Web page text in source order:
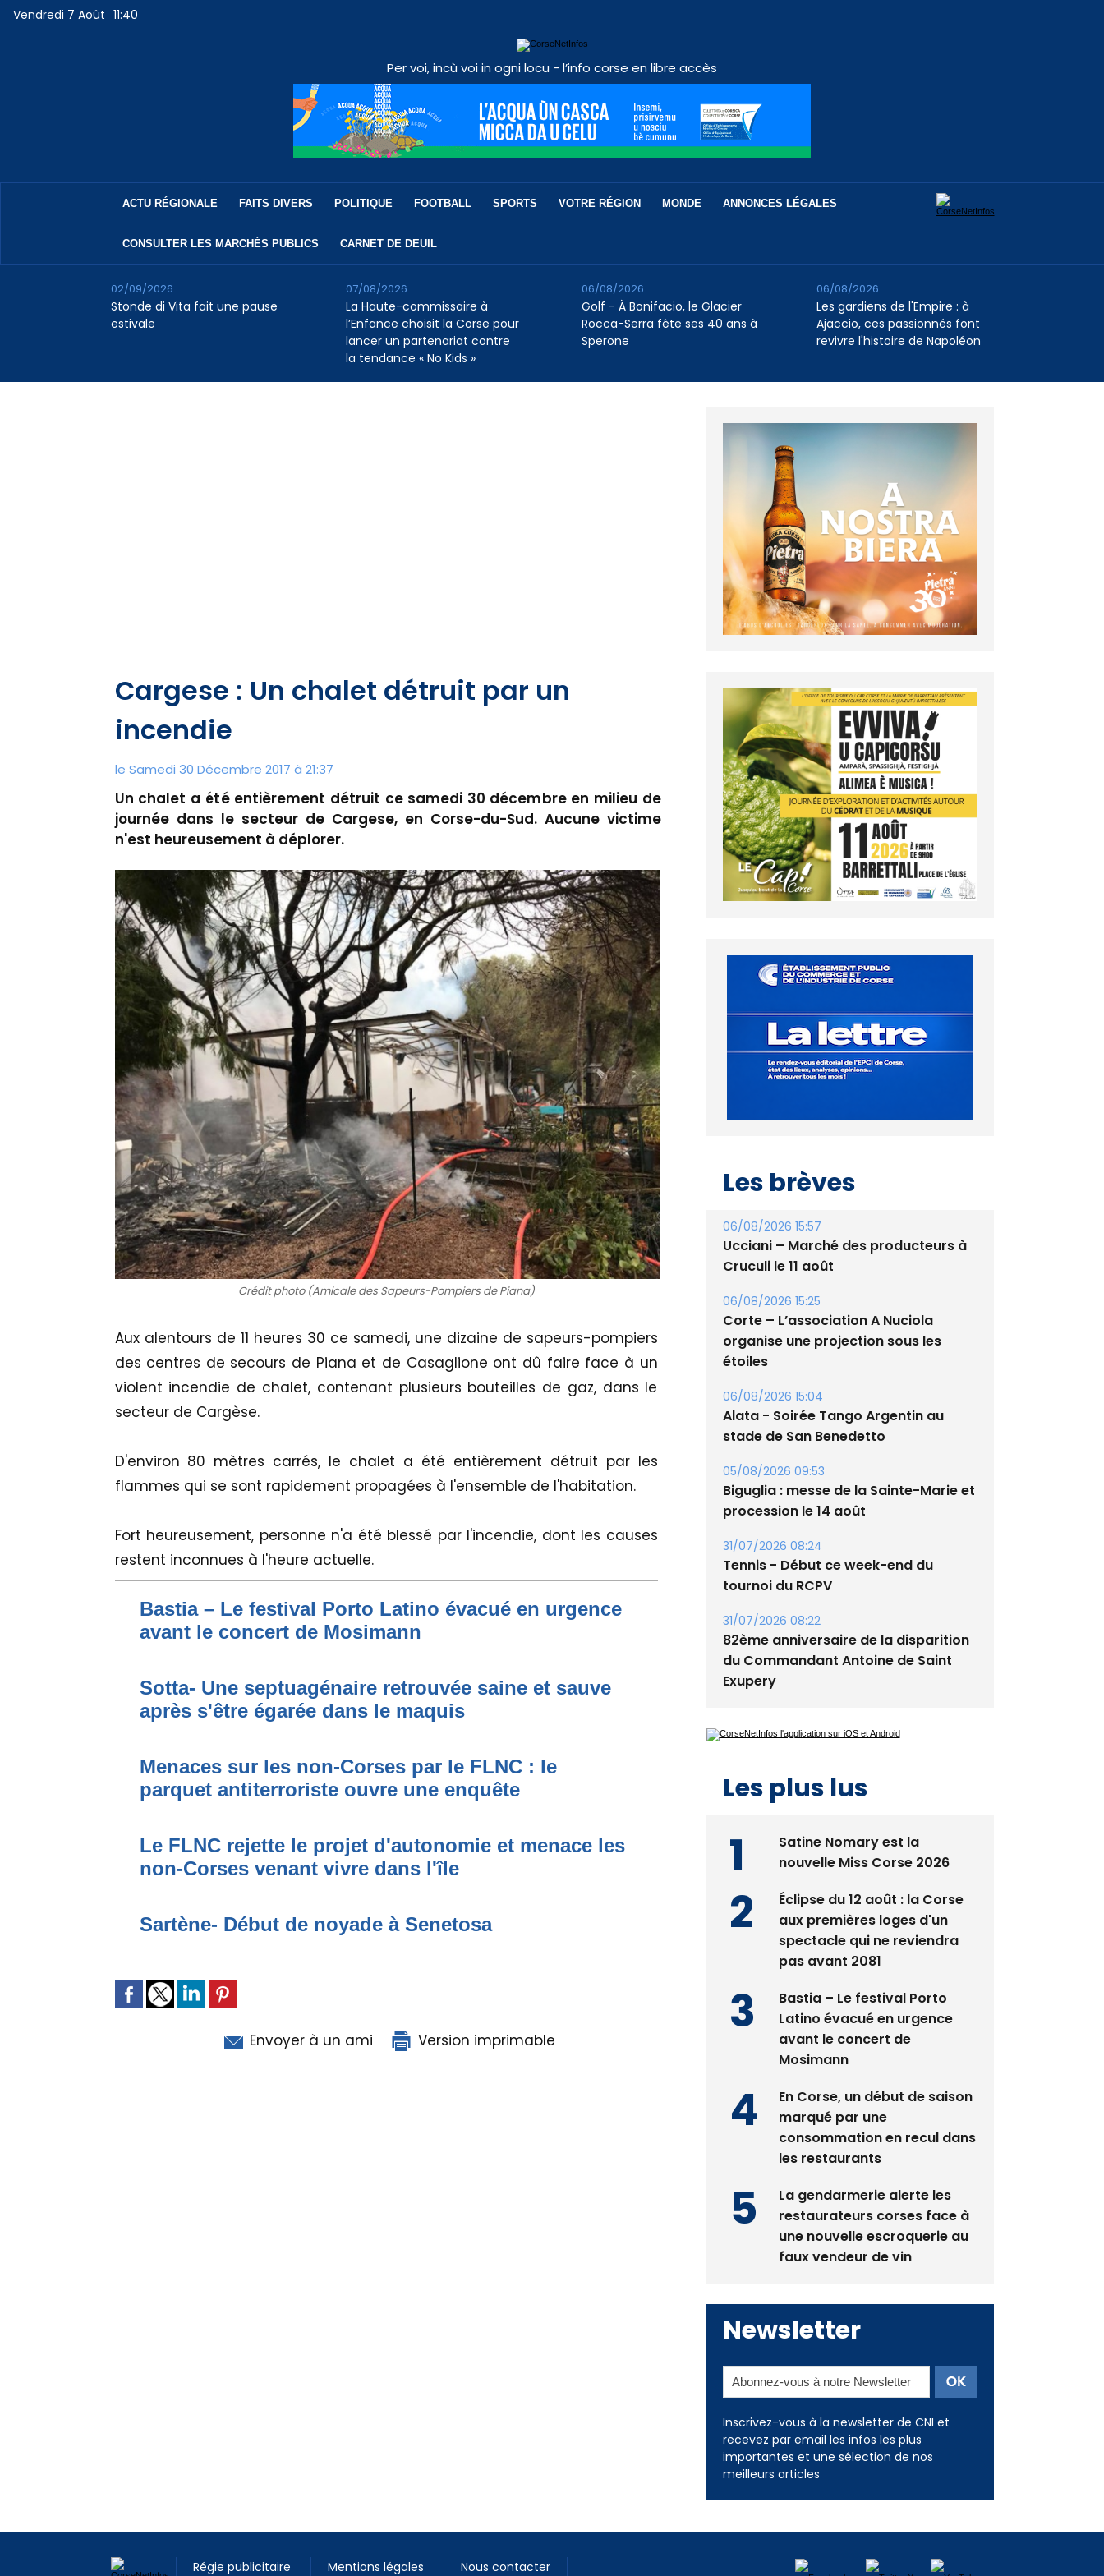
Vendredi 7 Août 11:40
Per voi, incù voi in ogni locu - l’info corse en libre accès
ACTU RÉGIONALE FAITS DIVERS POLITIQUE FOOTBALL SPORTS VOTRE RÉGION MONDE ANNONCES LÉGALES
CONSULTER LES MARCHÉS PUBLICS CARNET DE DEUIL
Stonde di Vita fait une pause
estivale
02/09/2026
La Haute-commissaire à
l’Enfance choisit la Corse pour
lancer un partenariat contre
la tendance « No Kids »
07/08/2026
Golf - À Bonifacio, le Glacier
Rocca-Serra fête ses 40 ans à
Sperone
06/08/2026
Les gardiens de l'Empire : à
Ajaccio, ces passionnés font
revivre l'histoire de Napoléon
06/08/2026
Cargese : Un chalet détruit par un
incendie
le Samedi 30 Décembre 2017 à 21:37
Un chalet a été entièrement détruit ce samedi 30 décembre en milieu de
journée dans le secteur de Cargese, en Corse-du-Sud. Aucune victime
n'est heureusement à déplorer.
Crédit photo (Amicale des Sapeurs-Pompiers de Piana)
Aux alentours de 11 heures 30 ce samedi, une dizaine de sapeurs-pompiers
des centres de secours de Piana et de Casaglione ont dû faire face à un
violent incendie de chalet, contenant plusieurs bouteilles de gaz, dans le
secteur de Cargèse.
D'environ 80 mètres carrés, le chalet a été entièrement détruit par les
flammes qui se sont rapidement propagées à l'ensemble de l'habitation.
Fort heureusement, personne n'a été blessé par l'incendie, dont les causes
restent inconnues à l'heure actuelle.
Bastia – Le festival Porto Latino évacué en urgence
avant le concert de Mosimann
Sotta- Une septuagénaire retrouvée saine et sauve
après s'être égarée dans le maquis
Menaces sur les non-Corses par le FLNC : le
parquet antiterroriste ouvre une enquête
Le FLNC rejette le projet d'autonomie et menace les
non-Corses venant vivre dans l'île
Sartène- Début de noyade à Senetosa
Envoyer à un ami Version imprimable
Les brèves
06/08/2026 15:57
Cruculi le 11 août
06/08/2026 15:25
Corte – L’association A Nuciola
étoiles
06/08/2026 15:04
stade de San Benedetto
05/08/2026 09:53
procession le 14 août
31/07/2026 08:24
tournoi du RCPV
31/07/2026 08:22
82ème anniversaire de la disparition
Les plus lus
nouvelle Miss Corse 2026
Éclipse du 12 août : la Corse
aux premières loges d'un
pas avant 2081
Bastia – Le festival Porto
Latino évacué en urgence
Mosimann
En Corse, un début de saison
marqué par une
les restaurants
La gendarmerie alerte les
restaurateurs corses face à
Newsletter
Inscrivez-vous à la newsletter de CNI et
recevez par email les infos les plus
importantes et une sélection de nos